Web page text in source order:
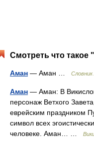
Смотреть что
Аман — Аман … Словник
Аман — Аман: В
персонаж Ветхого
еврейским праздником
символ всех
человеке. Аман… …